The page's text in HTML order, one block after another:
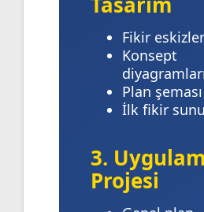
Fikir
Konsept
Plan şeması
İlk fikir
3.
Projesi